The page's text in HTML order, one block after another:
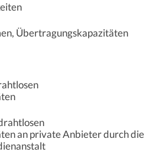
Übertragungskapazitäten
an private Anbieter durch die